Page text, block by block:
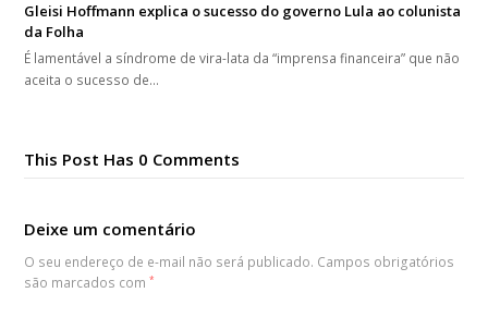
Gleisi Hoffmann explica o sucesso do governo Lula ao colunista
da Folha
É lamentável a síndrome de vira-lata da “imprensa financeira” que não
aceita o sucesso de…
This Post Has 0 Comments
Deixe um comentário
O seu endereço de e-mail não será publicado. Campos obrigatórios
são marcados com*